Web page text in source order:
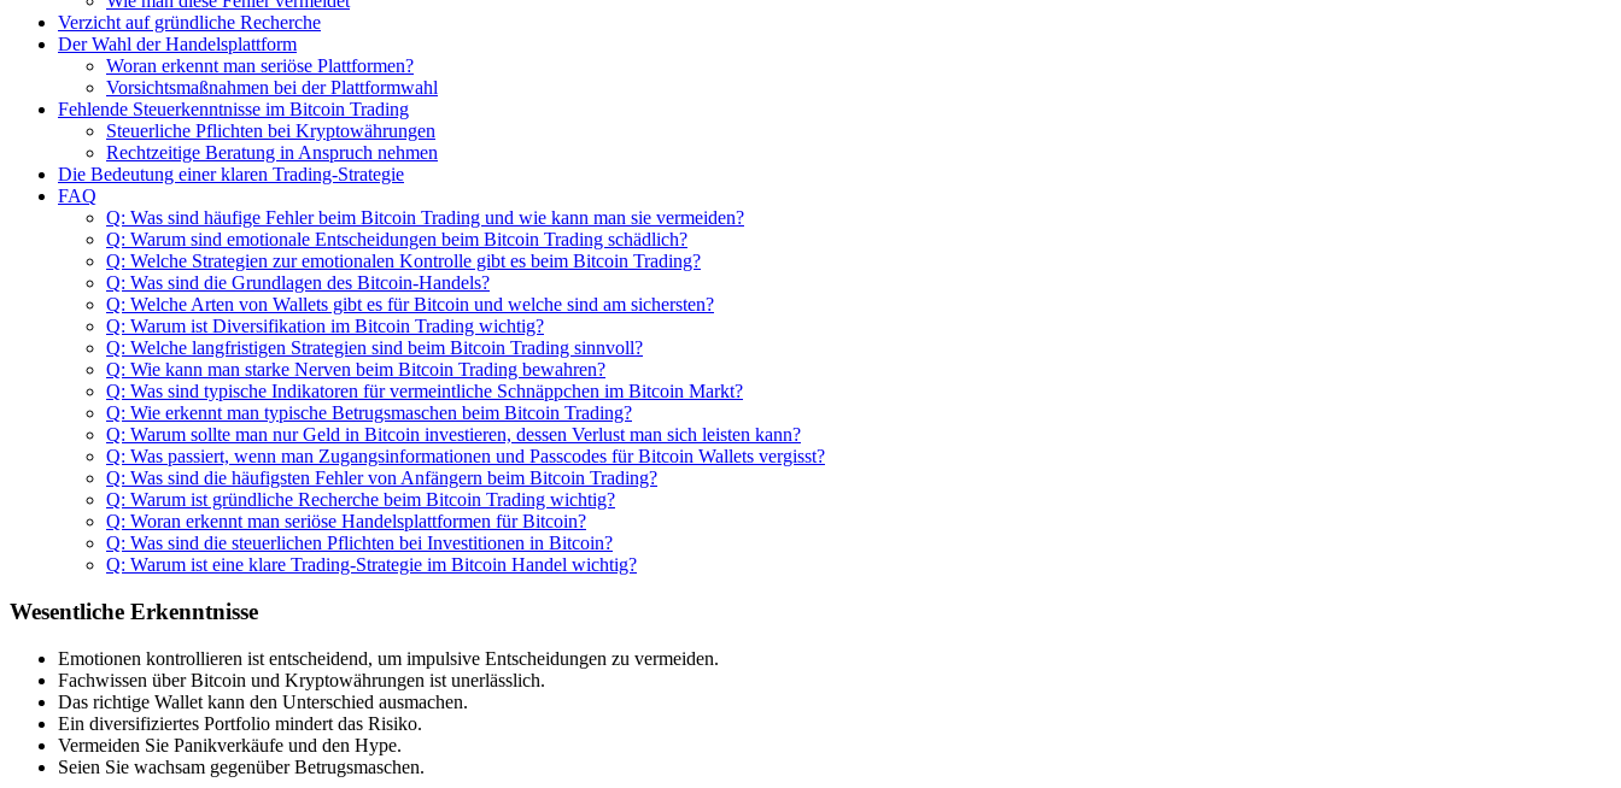
Verzicht auf gründliche Recherche
Der Wahl der Handelsplattform
Woran erkennt man seriöse Plattformen?
Vorsichtsmaßnahmen bei der Plattformwahl
Fehlende Steuerkenntnisse im Bitcoin Trading
Steuerliche Pflichten bei Kryptowährungen
Rechtzeitige Beratung in Anspruch nehmen
Die Bedeutung einer klaren Trading-Strategie
FAQ
Q: Was sind häufige Fehler beim Bitcoin Trading und wie kann man sie vermeiden?
Q: Warum sind emotionale Entscheidungen beim Bitcoin Trading schädlich?
Q: Welche Strategien zur emotionalen Kontrolle gibt es beim Bitcoin Trading?
Q: Was sind die Grundlagen des Bitcoin-Handels?
Q: Welche Arten von Wallets gibt es für Bitcoin und welche sind am sichersten?
Q: Warum ist Diversifikation im Bitcoin Trading wichtig?
Q: Welche langfristigen Strategien sind beim Bitcoin Trading sinnvoll?
Q: Wie kann man starke Nerven beim Bitcoin Trading bewahren?
Q: Was sind typische Indikatoren für vermeintliche Schnäppchen im Bitcoin Markt?
Q: Wie erkennt man typische Betrugsmaschen beim Bitcoin Trading?
Q: Warum sollte man nur Geld in Bitcoin investieren, dessen Verlust man sich leisten kann?
Q: Was passiert, wenn man Zugangsinformationen und Passcodes für Bitcoin Wallets vergisst?
Q: Was sind die häufigsten Fehler von Anfängern beim Bitcoin Trading?
Q: Warum ist gründliche Recherche beim Bitcoin Trading wichtig?
Q: Woran erkennt man seriöse Handelsplattformen für Bitcoin?
Q: Was sind die steuerlichen Pflichten bei Investitionen in Bitcoin?
Q: Warum ist eine klare Trading-Strategie im Bitcoin Handel wichtig?
Wesentliche Erkenntnisse
Emotionen kontrollieren ist entscheidend, um impulsive Entscheidungen zu vermeiden.
Fachwissen über Bitcoin und Kryptowährungen ist unerlässlich.
Das richtige Wallet kann den Unterschied ausmachen.
Ein diversifiziertes Portfolio mindert das Risiko.
Vermeiden Sie Panikverkäufe und den Hype.
Seien Sie wachsam gegenüber Betrugsmaschen.